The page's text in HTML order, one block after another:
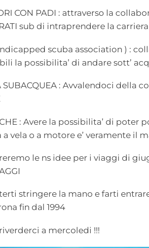
CON PADI : attraverso la
sub di intraprendere la
scuba association ) :
la possibilita’ di andare sott’
SUBACQUEA : Avvalendoci
: Avere la possibilita’ di
vela o a motore e’ veramente il
le ns idee per i viaggi di
stringere la mano e farti
fin dal 1994
a mercoledi !!!